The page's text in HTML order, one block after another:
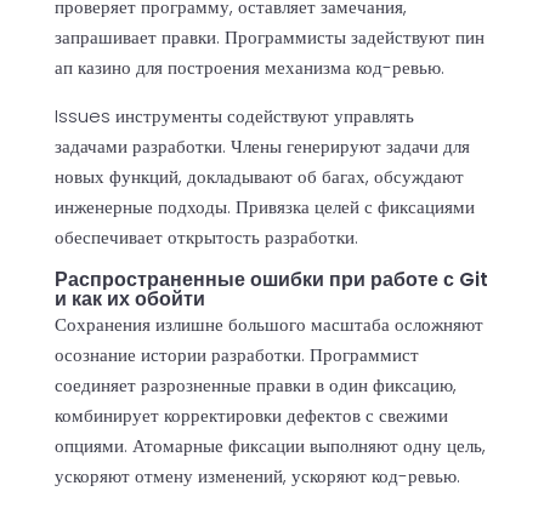
проверяет программу, оставляет замечания,
запрашивает правки. Программисты задействуют пин
ап казино для построения механизма код-ревью.
Issues инструменты содействуют управлять
задачами разработки. Члены генерируют задачи для
новых функций, докладывают об багах, обсуждают
инженерные подходы. Привязка целей с фиксациями
обеспечивает открытость разработки.
Распространенные ошибки при работе с Git
и как их обойти
Сохранения излишне большого масштаба осложняют
осознание истории разработки. Программист
соединяет разрозненные правки в один фиксацию,
комбинирует корректировки дефектов с свежими
опциями. Атомарные фиксации выполняют одну цель,
ускоряют отмену изменений, ускоряют код-ревью.